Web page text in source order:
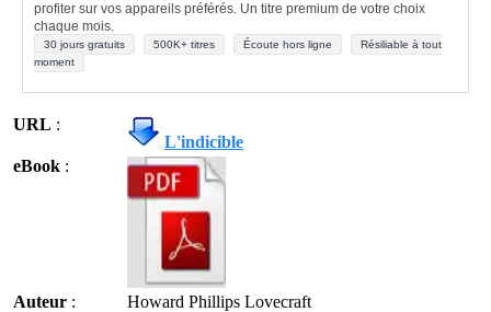
profiter sur vos appareils préférés. Un titre premium de votre choix
chaque mois.
30 jours gratuits 500K+ titres Écoute hors ligne
Résiliable à tout
moment
URL :
L'indicible
eBook :
Auteur :
Howard Phillips Lovecraft